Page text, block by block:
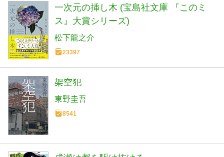
一次元の挿し木 (宝島社文庫 『このミ
ス』大賞シリーズ)
松下龍之介
23397
架空犯
東野圭吾
8541